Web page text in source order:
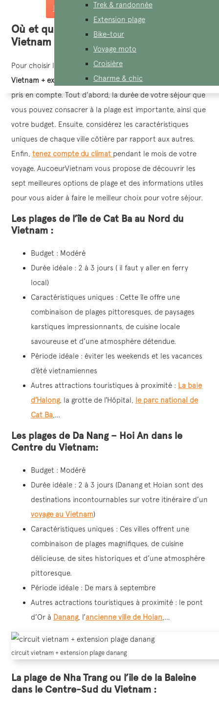
Trek & randonnée
Extension plage
Bike-tour
Voyage moto
Croisière
Charme & chic
Demandez un devis sur mesure
Où et quand partir pour un circuit
Vietnam + extension plage
Pour choisir la ville côtière idéale pour votre
Vietnam + extension plage, plusieurs facteurs doivent être
pris en compte. Tout d’abord, la durée de votre séjour que
vous pouvez consacrer à la plage est importante, ainsi que
votre budget. Ensuite, considérez les caractéristiques
uniques de chaque ville côtière par rapport aux autres.
Enfin, tenez compte du climat pendant le mois de votre
voyage. AucoeurVietnam vous propose de découvrir les
sept meilleures options de plage et des informations utiles
pour vous aider à faire le meilleur choix pour votre séjour.
Les plages de l’île de Cat Ba au Nord du
Vietnam :
Budget : Modéré
Durée idéale : 2 à 3 jours ( il faut y aller en ferry
local)
Caractéristiques uniques : Cette île offre une
combinaison de plages pittoresques, de paysages
karstiques impressionnants, de cuisine locale
savoureuse et d’une atmosphère détendue.
Période idéale : éviter les weekends et les vacances
d’été vietnamiennes
Autres attractions touristiques à proximité : La baie
d’Halong, la grotte de l’Hôpital, le parc national de
Cat Ba ,…
Les plages de Da Nang – Hoi An dans le
Centre du Vietnam:
Budget : Modéré
Durée idéale : 2 à 3 jours (Danang et Hoian sont des
destinations incontournables sur votre itinéraire d’un
voyage au Vietnam)
Caractéristiques uniques : Ces villes offrent une
combinaison de plages magnifiques, de cuisine
délicieuse, de sites historiques et d’une atmosphère
pittoresque.
Période idéale : De mars à septembre
Autres actractions touristiques à proximité : le pont
d’Or à Danang, l’ancienne ville de Hoian ,…
circuit vietnam + extension plage danang
La plage de Nha Trang ou l’ile de la Baleine
dans le Centre-Sud du Vietnam :